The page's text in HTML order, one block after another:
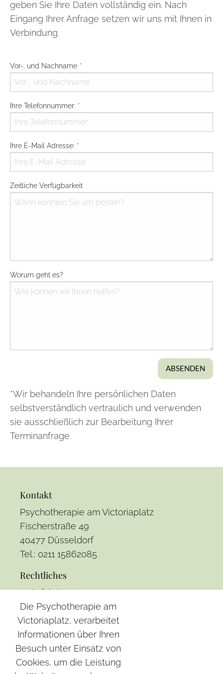
geben Sie Ihre Daten vollständig ein. Nach
Eingang Ihrer Anfrage setzen wir uns mit Ihnen in
Verbindung.
Vor-, und Nachname *
Ihre Telefonnummer: *
Ihre E-Mail Adresse: *
Zeitliche Verfügbarkeit
Worum geht es?
ABSENDEN
*Wir behandeln Ihre persönlichen Daten
selbstverständlich vertraulich und verwenden
sie ausschließlich zur Bearbeitung Ihrer
Terminanfrage.
Kontakt
Psychotherapie am Victoriaplatz
Fischerstraße 49
40477 Düsseldorf
Tel.: 0211 15862085
Rechtliches
Anfahrt
Impressum
Datenschutz
Leistungen
Sexualberatung
Die Psychotherapie am
Victoriaplatz, verarbeitet
Informationen über Ihren
Besuch unter Einsatz von
Cookies, um die Leistung